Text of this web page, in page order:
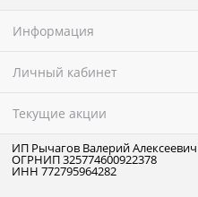
Информация
Личный кабинет
Текущие акции
ИП Рычагов Валерий Алексеевич
ОГРНИП 325774600922378
ИНН 772795964282